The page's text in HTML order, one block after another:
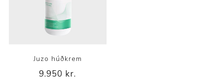
Juzo húðkrem
9.950 kr.